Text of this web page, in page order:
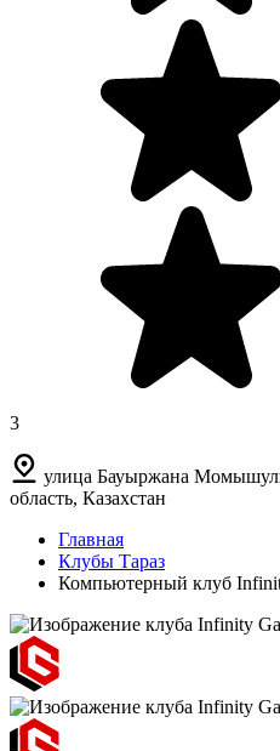
3
улица Бауыржана
область, Казахстан
Главная
Клубы Тараз
Компьютерный клуб